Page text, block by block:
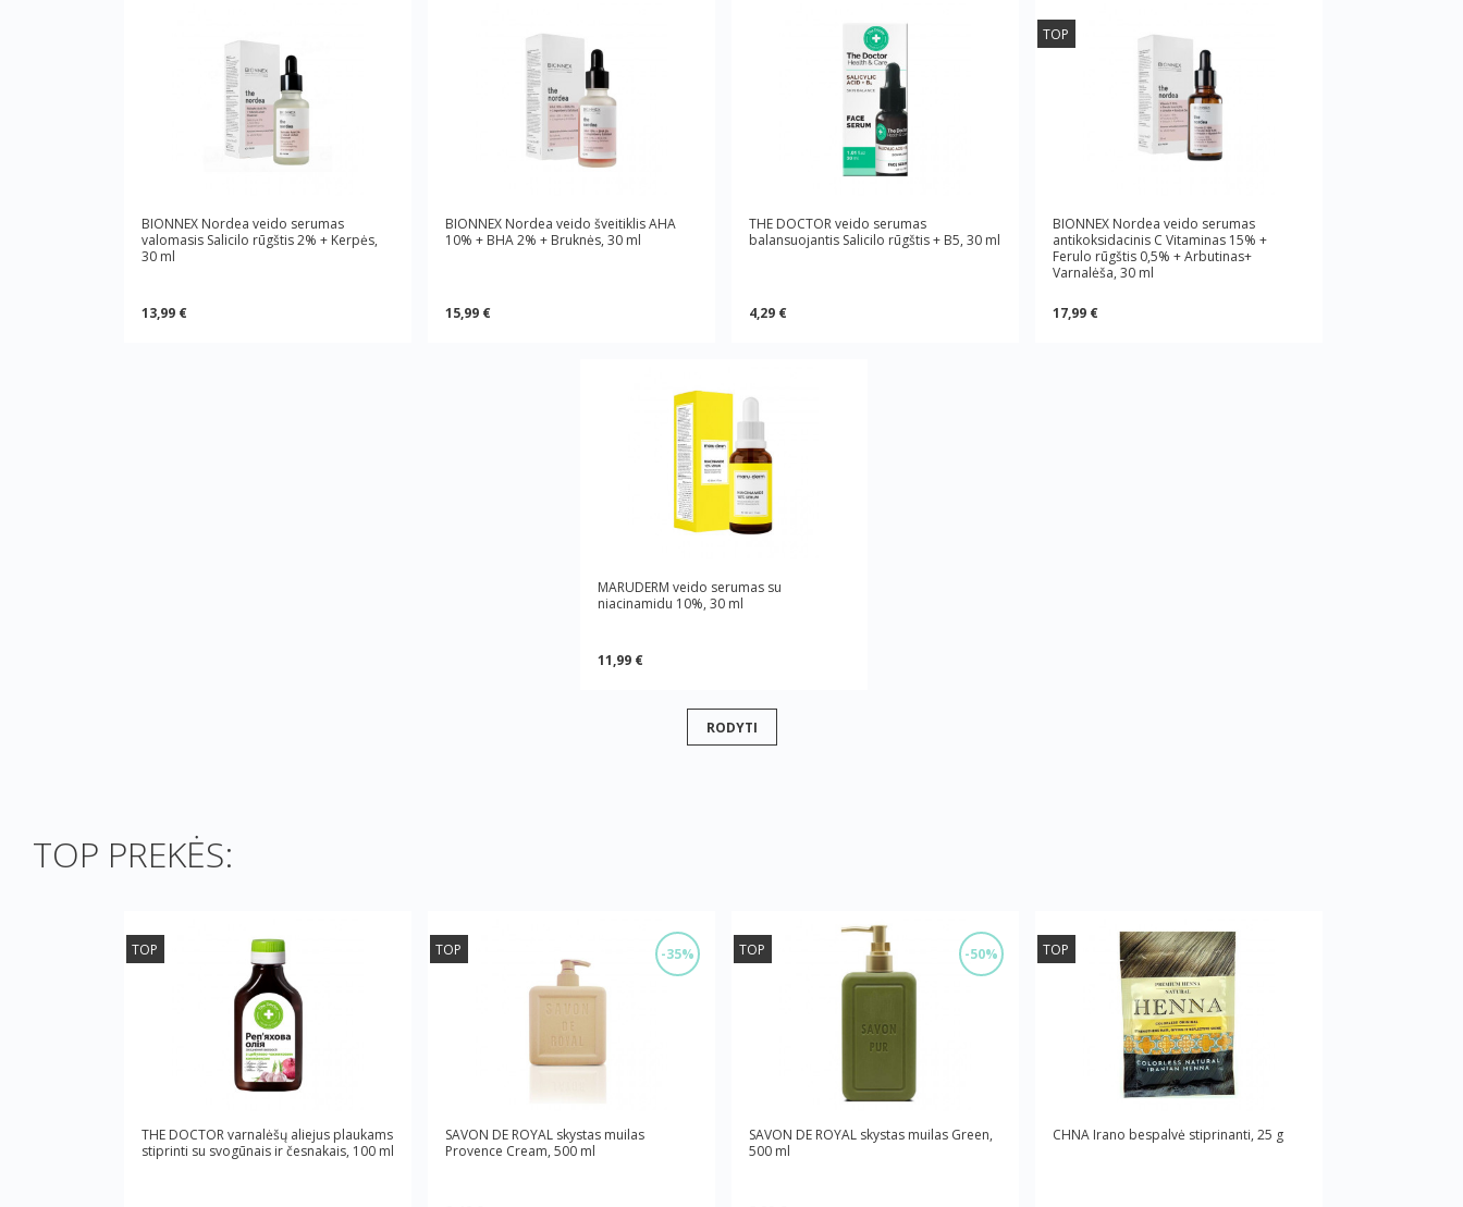
BIONNEX Nordea veido serumas
valomasis Salicilo rūgštis 2% + Kerpės,
30 ml
13,99 €
BIONNEX Nordea veido šveitiklis AHA
10% + BHA 2% + Bruknės, 30 ml
15,99 €
THE DOCTOR veido serumas
balansuojantis Salicilo rūgštis + B5, 30 ml
4,29 €
TOP
BIONNEX Nordea veido serumas
antikoksidacinis C Vitaminas 15% +
Ferulo rūgštis 0,5% + Arbutinas+
Varnalėša, 30 ml
17,99 €
MARUDERM veido serumas su
niacinamidu 10%, 30 ml
11,99 €
RODYTI
TOP PREKĖS:
TOP
THE DOCTOR varnalėšų aliejus plaukams
stiprinti su svogūnais ir česnakais, 100 ml
-35%
TOP
SAVON DE ROYAL skystas muilas
Provence Cream, 500 ml
-50%
TOP
SAVON DE ROYAL skystas muilas Green,
500 ml
TOP
CHNA Irano bespalvė stiprinanti, 25 g